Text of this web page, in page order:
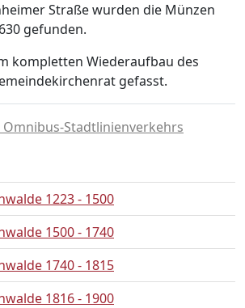
Straße wurden die Münzen
gefunden.
kompletten Wiederaufbau des
gefasst.
Omnibus-Stadtlinienverkehrs
1223 - 1500
1500 - 1740
1740 - 1815
1816 - 1900